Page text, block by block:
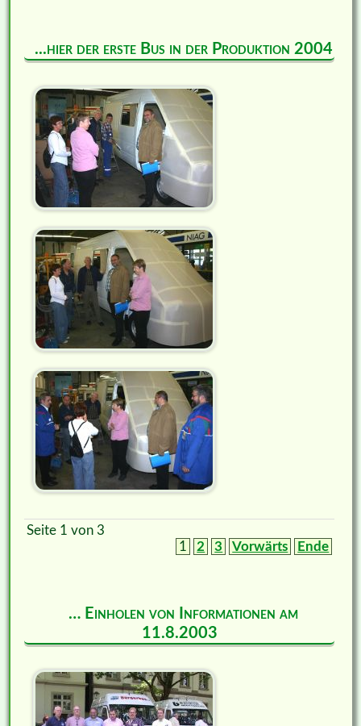
...hier der erste Bus in der Produktion 2004
Seite 1 von 3
1
2 3 Vorwärts Ende
… Einholen von Informationen am
11.8.2003